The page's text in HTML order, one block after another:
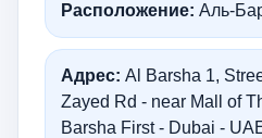
Расположение: Аль-
Адрес: Al Barsha 1,
Zayed Rd - near Mall of
Barsha First - Dubai -